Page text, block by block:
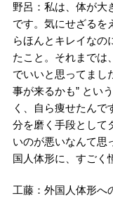
野呂：私は、体が大
です。気にせざるを
らほんとキレイなの
たこと。それまでは
でいいと思ってまし
事が来るかも” とい
く、自ら痩せたんで
分を磨く手段として
いのが悪いなんて思
国人体形に、すごく
工藤：外国人体形へ